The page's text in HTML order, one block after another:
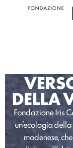
DELLA
Fondazione Iris
un’ecologia
modenese,